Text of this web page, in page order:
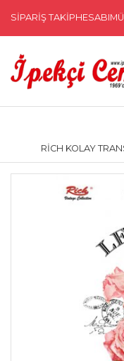
SIPARIŞ TAKIPHESABIM
RİCH KOLAY